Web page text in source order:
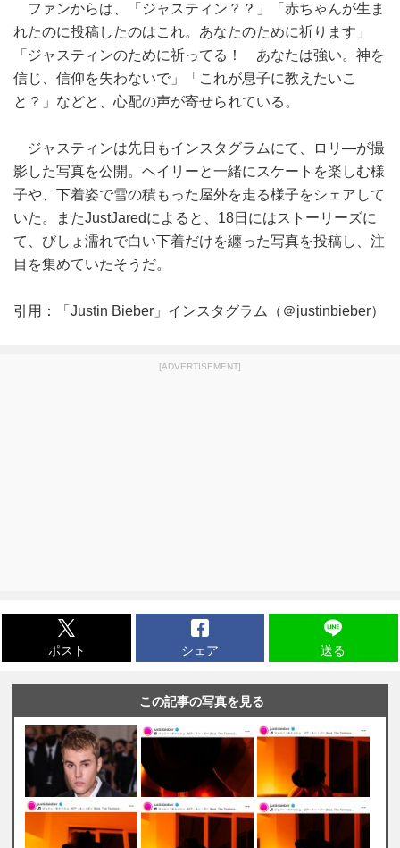
ファンからは、「ジャスティン？？」「赤ちゃんが生ま
れたのに投稿したのはこれ。あなたのために祈ります」
「ジャスティンのために祈ってる！ あなたは強い。神を
信じ、信仰を失わないで」「これが息子に教えたいこ
と？」などと、心配の声が寄せられている。
ジャスティンは先日もインスタグラムにて、ロリ―が撮
影した写真を公開。ヘイリーと一緒にスケートを楽しむ様
子や、下着姿で雪の積もった屋外を走る様子をシェアして
いた。またJustJaredによると、18日にはストーリーズに
て、びしょ濡れで白い下着だけを纏った写真を投稿し、注
目を集めていたそうだ。
引用：「Justin Bieber」インスタグラム（＠justinbieber）
[ADVERTISEMENT]
ポスト シェア 送る
この記事の写真を見る